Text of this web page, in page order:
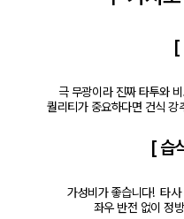
[
극 무광이라 진짜 타투와
퀄리티가 중요하다면 건식 강
[ 습
가성비가 좋습니다!  타
좌우 반전 없이 정